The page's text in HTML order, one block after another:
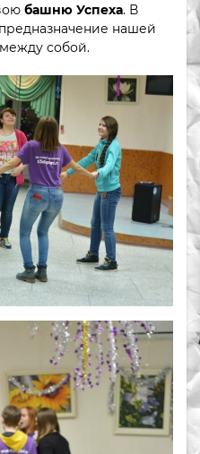
башню Успеха. В
нашей
собой.